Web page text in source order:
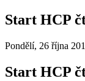
Start HCP
Pondělí, 26 října
Start HCP